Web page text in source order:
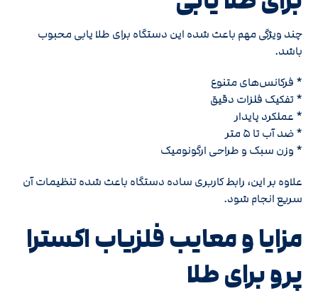
چند ویژگی مهم باعث شده این دستگاه برای طلا یابی محبوب
باشد.
* فرکانس‌های متنوع
* تفکیک فلزات دقیق
* عملکرد پایدار
* ضد آب تا ۵ متر
* وزن سبک و طراحی ارگونومیک
علاوه بر این، رابط کاربری ساده دستگاه باعث شده تنظیمات آن
سریع انجام شود.
مزایا و معایب فلزیاب اکسترا
پرو برای طلا